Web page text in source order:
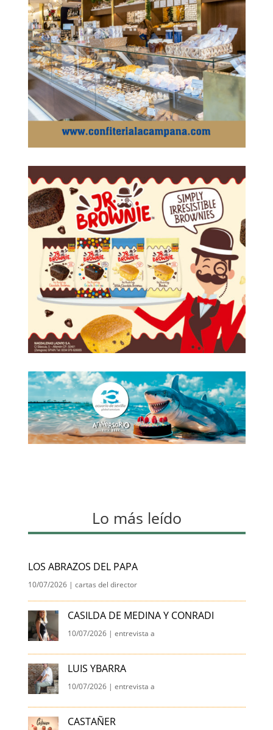
Lo más leído
LOS ABRAZOS DEL PAPA
10/07/2026| cartas del director
CASILDA DE MEDINA Y CONRADI
10/07/2026| entrevista a
LUIS YBARRA
10/07/2026| entrevista a
CASTAÑER